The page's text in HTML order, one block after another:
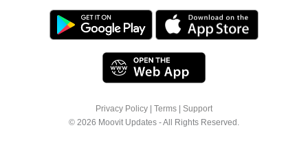
Privacy Policy | Terms | Support
© 2026 Moovit Updates - All Rights Reserved.